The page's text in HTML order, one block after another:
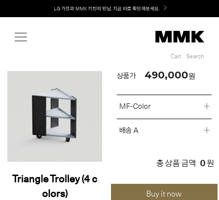
Welcome! 신규 회원가입 시 MMK Shop Coupon (총 60만원) 지급
Cart Search
Triangle Trolley (4 c
olors)
상품가 490,000원
MF-Color
배송 A
총 상품 금액 0 원
Buy it now